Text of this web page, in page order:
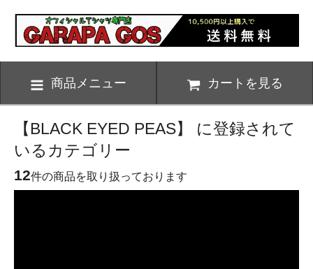
商品メニュー カートを見る
【BLACK EYED PEAS】 に登録されて
いるカテゴリー
12件の商品を取り扱っております